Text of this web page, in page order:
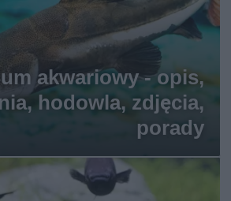
akwariowy - opis,
hodowla, zdjęcia,
porady